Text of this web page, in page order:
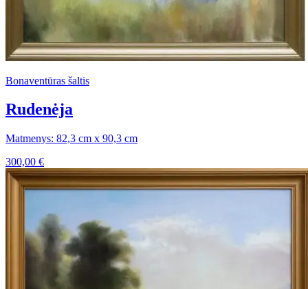
Bonaventūras šaltis
Rudenėja
Matmenys: 82,3 cm x 90,3 cm
300,00 €